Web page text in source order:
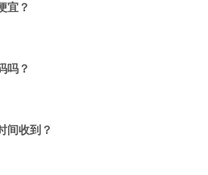
宜？
吗？
间收到？